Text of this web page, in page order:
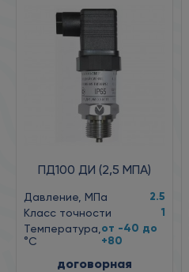
ПД100 ДИ (2,5 МПА)
Давление, МПа 2.5
Класс точности 1
Температура,
°C
от -40 до
+80
договорная